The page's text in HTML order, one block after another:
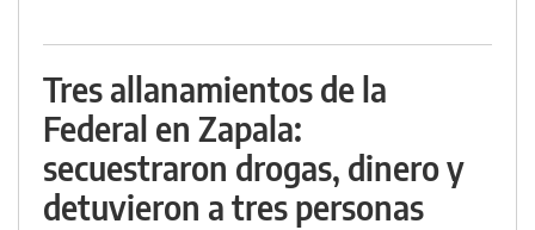
Tres allanamientos de la
Federal en Zapala:
secuestraron drogas, dinero y
detuvieron a tres personas